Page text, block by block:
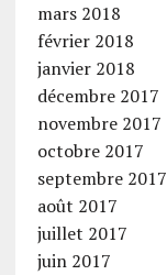
mars 2018
février 2018
janvier 2018
décembre 2017
novembre 2017
octobre 2017
septembre 2017
août 2017
juillet 2017
juin 2017